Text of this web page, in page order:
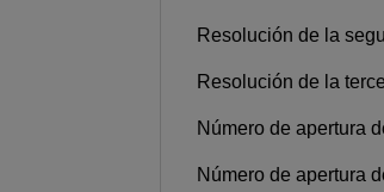
Resolución de la
Resolución de la
Número de apertura
Número de apertura